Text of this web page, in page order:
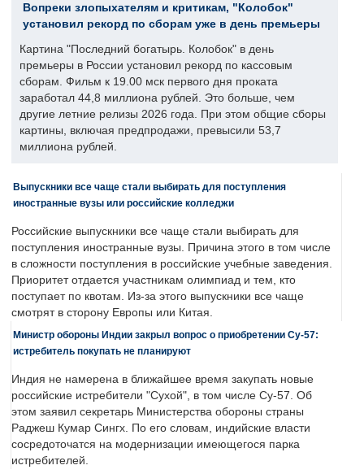
Вопреки злопыхателям и критикам, "Колобок"
установил рекорд по сборам уже в день премьеры
Картина "Последний богатырь. Колобок" в день
премьеры в России установил рекорд по кассовым
сборам. Фильм к 19.00 мск первого дня проката
заработал 44,8 миллиона рублей. Это больше, чем
другие летние релизы 2026 года. При этом общие сборы
картины, включая предпродажи, превысили 53,7
миллиона рублей.
Выпускники все чаще стали выбирать для поступления
иностранные вузы или российские колледжи
Российские выпускники все чаще стали выбирать для
поступления иностранные вузы. Причина этого в том числе
в сложности поступления в российские учебные заведения.
Приоритет отдается участникам олимпиад и тем, кто
поступает по квотам. Из-за этого выпускники все чаще
смотрят в сторону Европы или Китая.
Министр обороны Индии закрыл вопрос о приобретении Су-57:
истребитель покупать не планируют
Индия не намерена в ближайшее время закупать новые
российские истребители "Сухой", в том числе Су-57. Об
этом заявил секретарь Министерства обороны страны
Раджеш Кумар Сингх. По его словам, индийские власти
сосредоточатся на модернизации имеющегося парка
истребителей.